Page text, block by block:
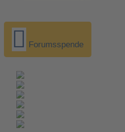
Forumsspende